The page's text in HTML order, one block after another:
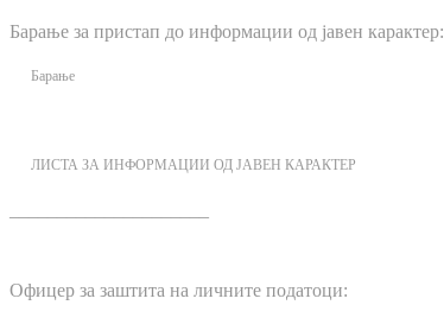
Барање за пристап до информации од јавен карактер:
Барање
ЛИСТА ЗА ИНФОРМАЦИИ ОД ЈАВЕН КАРАКТЕР
Офицер за заштита на личните податоци: